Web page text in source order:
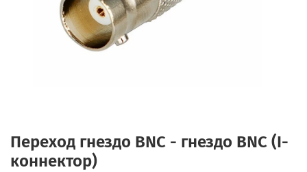
Переход гнездо BNC - гнездо BNC (I-
коннектор)